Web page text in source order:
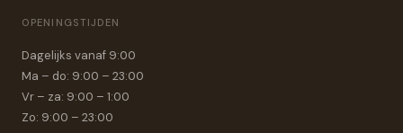
OPENINGSTIJDEN
Dagelijks vanaf 9:00
Ma – do: 9:00 – 23:00
Vr – za: 9:00 – 1:00
Zo: 9:00 – 23:00